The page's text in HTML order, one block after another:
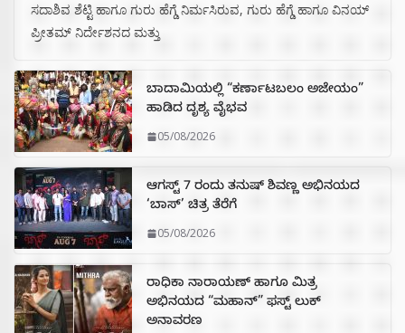
ಸದಾಶಿವ ಶೆಟ್ಟಿ ಹಾಗೂ ಗುರು ಹೆಗ್ಡೆ ನಿರ್ಮಸಿರುವ, ಗುರು ಹೆಗ್ಡೆ ಹಾಗೂ ವಿನಯ್
ಪ್ರೀತಮ್ ನಿರ್ದೇಶನದ ಮತ್ತು
ಬಾದಾಮಿಯಲ್ಲಿ “ಕರ್ಣಾಟಬಲಂ ಅಜೇಯಂ”
ಹಾಡಿದ ದೃಶ್ಯ ವೈಭವ
05/08/2026
ಆಗಸ್ಟ್ 7 ರಂದು ತನುಷ್ ಶಿವಣ್ಣ ಅಭಿನಯದ
‘ಬಾಸ್’ ಚಿತ್ರ ತೆರೆಗೆ
05/08/2026
ರಾಧಿಕಾ ನಾರಾಯಣ್ ಹಾಗೂ ಮಿತ್ರ
ಅಭಿನಯದ “ಮಹಾನ್” ಫಸ್ಟ್ ಲುಕ್
ಅನಾವರಣ